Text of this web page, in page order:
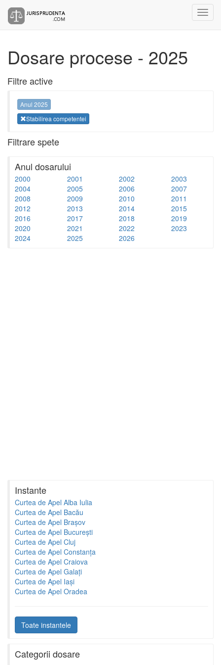
Dosare procese - 2025
Filtre active
Anul 2025
Stabilirea competentei
Filtrare spete
Anul dosarului
2000 2001 2002
2003
2004
2005 2006
2007
2008
2009 2010
2011
2012
2013 2014
2015
2016
2017 2018
2019
2020
2021 2022
2023
2024
2025 2026
Instante
Curtea de Apel Alba Iulia
Curtea de Apel Bacău
Curtea de Apel Brașov
Curtea de Apel București
Curtea de Apel Cluj
Curtea de Apel Constanța
Curtea de Apel Craiova
Curtea de Apel Galați
Curtea de Apel Iași
Curtea de Apel Oradea
Toate instantele
Categorii dosare